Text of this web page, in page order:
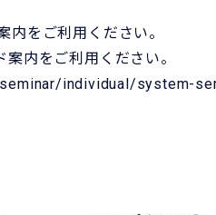
をご利用ください。
内をご利用ください。
individual/system-